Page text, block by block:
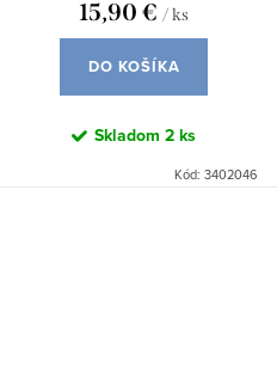
15,90 € / ks
DO KOŠÍKA
Skladom 2 ks
Kód: 3402046